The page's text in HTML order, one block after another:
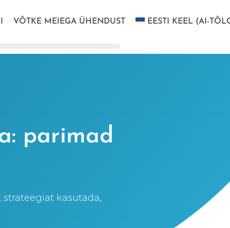
VÕTKE MEIEGA ÜHENDUST EESTI KEEL (AI-
parimad
kasutada,